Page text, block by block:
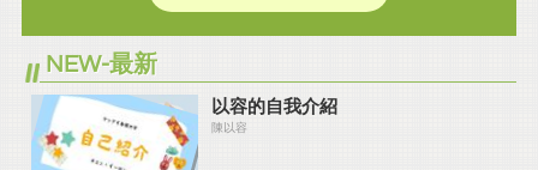
NEW-最新
以容的自我介紹
陳以容